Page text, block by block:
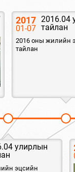
улирлын
эцсийн
2017
01-07
2016.04
тайлан
2016 оны жилийн
тайлан